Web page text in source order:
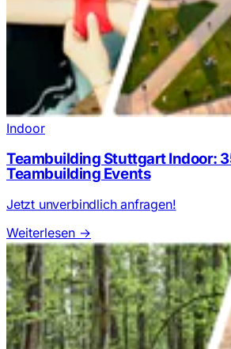
Indoor
Teambuilding Stuttgart Indoor:
Teambuilding Events
Jetzt unverbindlich anfragen!
Weiterlesen →